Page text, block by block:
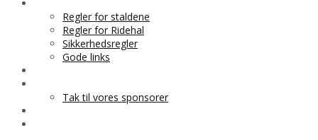
Regler for staldene
Regler for Ridehal
Sikkerhedsregler
Gode links
Tak til vores sponsorer